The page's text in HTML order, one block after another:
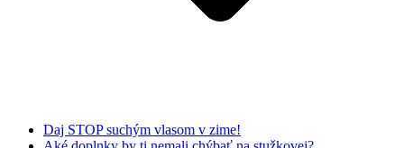
Daj STOP suchým vlasom v zime!